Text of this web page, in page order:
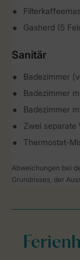
Gasherd (5
Sanitär
Badezimmer
Badezimmer
Badezimmer
Zwei separate
Thermostat-
Abweichungen bei
Grundrisses, der